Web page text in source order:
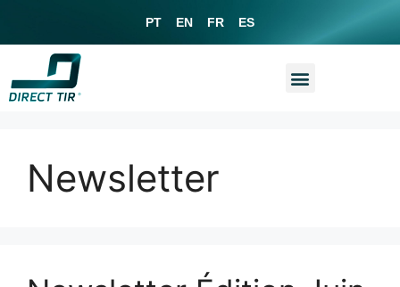
PT EN FR ES
Newsletter